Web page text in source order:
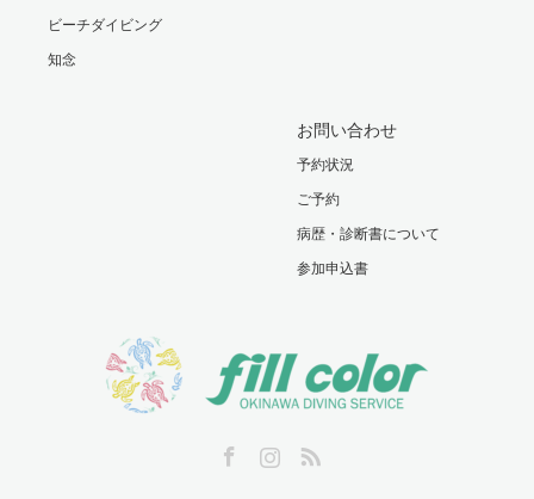
ビーチダイビング
知念
お問い合わせ
予約状況
ご予約
病歴・診断書について
参加申込書